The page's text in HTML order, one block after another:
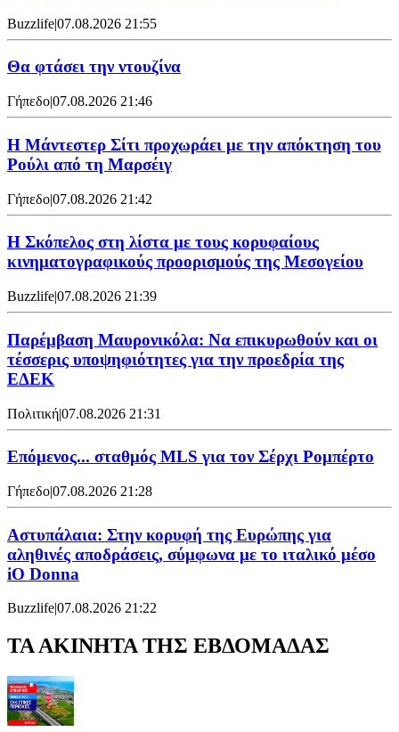
Buzzlife|07.08.2026 21:55
Θα φτάσει την ντουζίνα
Γήπεδο|07.08.2026 21:46
Η Μάντεστερ Σίτι προχωράει με την απόκτηση του
Ρούλι από τη Μαρσέιγ
Γήπεδο|07.08.2026 21:42
Η Σκόπελος στη λίστα με τους κορυφαίους
κινηματογραφικούς προορισμούς της Μεσογείου
Buzzlife|07.08.2026 21:39
Παρέμβαση Μαυρονικόλα: Να επικυρωθούν και οι
τέσσερις υποψηφιότητες για την προεδρία της
ΕΔΕΚ
Πολιτική|07.08.2026 21:31
Επόμενος... σταθμός MLS για τον Σέρχι Ρομπέρτο
Γήπεδο|07.08.2026 21:28
Αστυπάλαια: Στην κορυφή της Ευρώπης για
αληθινές αποδράσεις, σύμφωνα με το ιταλικό μέσο
iO Donna
Buzzlife|07.08.2026 21:22
ΤΑ ΑΚΙΝΗΤΑ ΤΗΣ ΕΒΔΟΜΑΔΑΣ